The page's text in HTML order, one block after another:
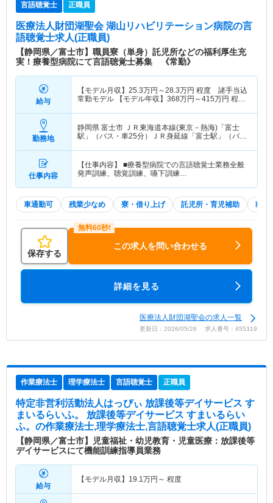
言語聴覚士 正職員
医療法人財団湖聖会 湖山リハビリテーション病院の言
語聴覚士求人(正職員)
【静岡県／富士市】職員寮（単身）託児所などの福利厚生充
実！療養型病院にて言語聴覚士募集 《常勤》
給与
【モデル月収】 25.3万円～28.3万円 程度 諸手当込
常勤モデル 【モデル年収】 368万円～415万円 程
勤務地
静岡県 富士市 ＪＲ東海道本線(東京－熱海)「富士
駅」（バス・車25分）ＪＲ身延線「富士駅」（バ
仕事内容
【仕事内容】 ■療養型病院での言語聴覚士業務全般
発声訓練、聴覚訓練、嚥下訓練…
車通勤可 残業少なめ 寮・借り上げ 託児所・育児補助 積極
保存する
この求人を問い合わせる
詳細を見る
医療法人財団湖聖会の求人一覧
更新日：2026/05/26 求人番号：455319
作業療法士 理学療法士 言語聴覚士 正職員
特定非営利活動法人はっぴぃ 放課後等デイサービス す
まいるらいふ。 放課後等デイサービス すまいるらい
ふ。 の作業療法士,理学療法士,言語聴覚士求人(正職員)
【静岡県／富士市】児童福祉・幼児教育・児童医療：放課後等
デイサービスにて機能訓練指導員業務
給与
【モデル月収】 19.1万円～ 程度